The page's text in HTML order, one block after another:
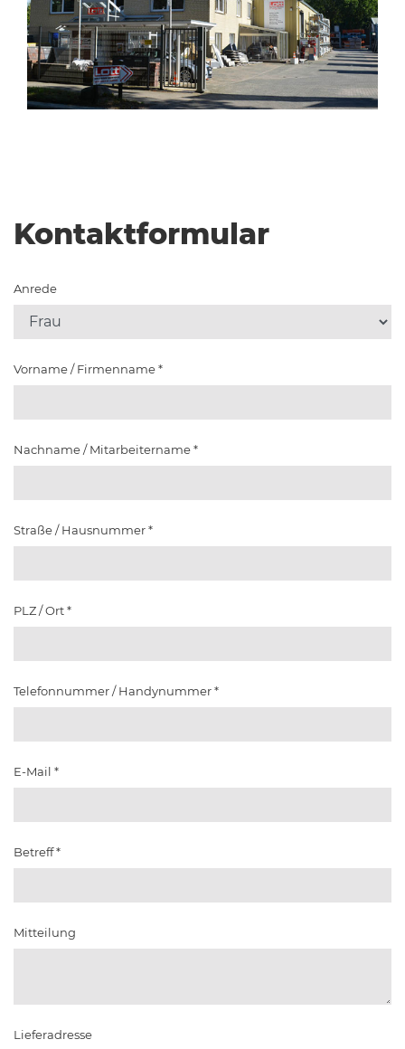
Kontaktformular
Anrede
Vorname / Firmenname*
Nachname / Mitarbeitername*
Straße / Hausnummer*
PLZ / Ort*
Telefonnummer / Handynummer*
E-Mail *
Betreff*
Mitteilung
Lieferadresse